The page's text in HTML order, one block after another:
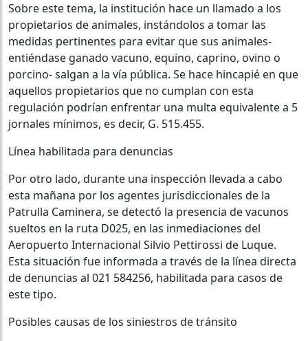
Sobre este tema, la institución hace un llamado a los
propietarios de animales, instándolos a tomar las
medidas pertinentes para evitar que sus animales-
entiéndase ganado vacuno, equino, caprino, ovino o
porcino- salgan a la vía pública. Se hace hincapié en que
aquellos propietarios que no cumplan con esta
regulación podrían enfrentar una multa equivalente a 5
jornales mínimos, es decir, G. 515.455.
Línea habilitada para denuncias
Por otro lado, durante una inspección llevada a cabo
esta mañana por los agentes jurisdiccionales de la
Patrulla Caminera, se detectó la presencia de vacunos
sueltos en la ruta D025, en las inmediaciones del
Aeropuerto Internacional Silvio Pettirossi de Luque.
Esta situación fue informada a través de la línea directa
de denuncias al 021 584256, habilitada para casos de
este tipo.
Posibles causas de los siniestros de tránsito